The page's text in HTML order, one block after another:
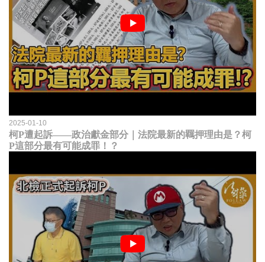
2025-01-10
柯P遭起訴——政治獻金部分｜法院最新的羈押理由是？柯
P這部分最有可能成罪！？